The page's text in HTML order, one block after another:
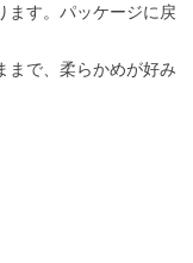
ます。パッケージに戻
まで、柔らかめが好み